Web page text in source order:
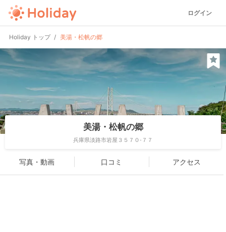
ログイン
Holiday トップ 美湯・松帆の郷
美湯・松帆の郷
兵庫県淡路市岩屋３５７０-７７
写真・動画 口コミ アクセス